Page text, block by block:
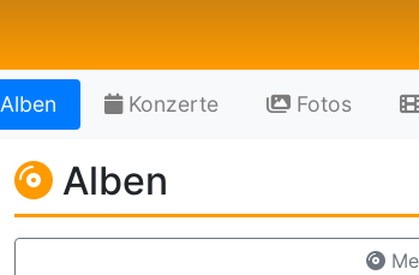
Alben Konzerte Fotos
Alben